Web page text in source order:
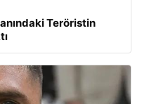
Teröristin